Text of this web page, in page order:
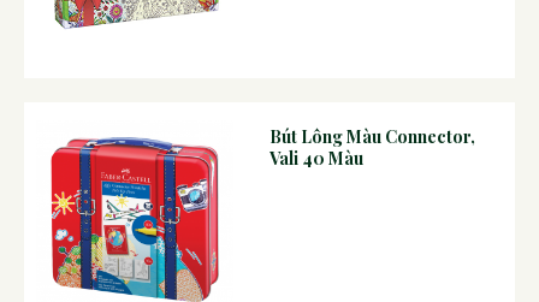
Bút Lông Màu Connector,
Vali 40 Màu